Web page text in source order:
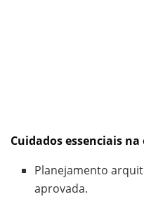
Cuidados essenciais na
Planejamento
aprovada.